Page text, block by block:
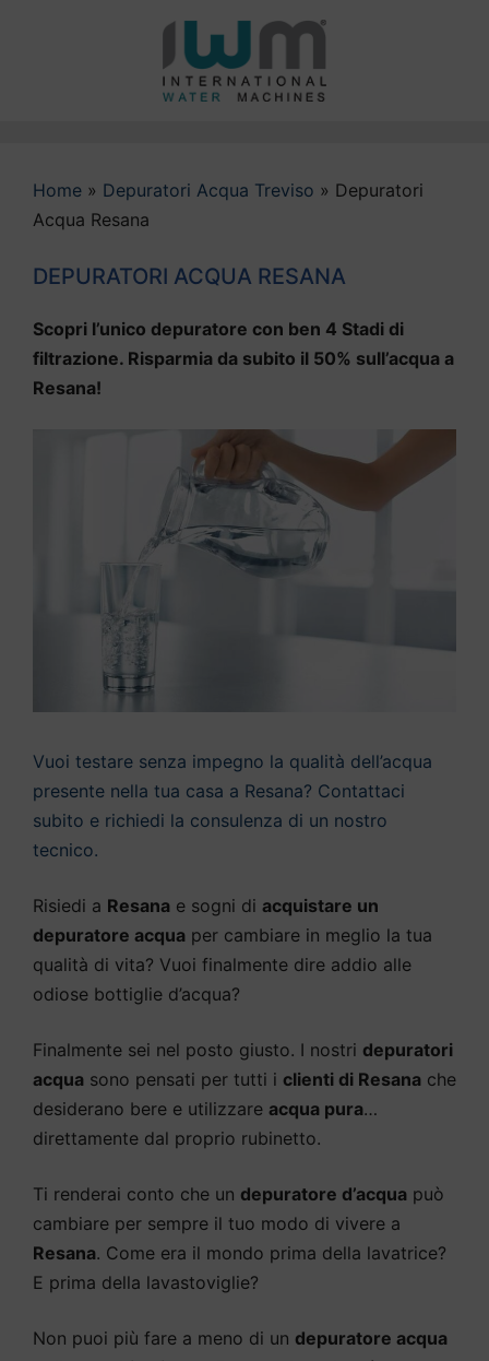
Home » Depuratori Acqua Treviso » Depuratori
Acqua Resana
DEPURATORI ACQUA RESANA
Scopri l’unico depuratore con ben 4 Stadi di
filtrazione. Risparmia da subito il 50% sull’acqua a
Resana!
Vuoi testare senza impegno la qualità dell’acqua
presente nella tua casa a Resana? Contattaci
subito e richiedi la consulenza di un nostro
tecnico.
Risiedi a Resana e sogni di acquistare un
depuratore acqua per cambiare in meglio la tua
qualità di vita? Vuoi finalmente dire addio alle
odiose bottiglie d’acqua?
Finalmente sei nel posto giusto. I nostri depuratori
acqua sono pensati per tutti i clienti di Resana che
desiderano bere e utilizzare acqua pura…
direttamente dal proprio rubinetto.
Ti renderai conto che un depuratore d’acqua può
cambiare per sempre il tuo modo di vivere a
Resana. Come era il mondo prima della lavatrice?
E prima della lavastoviglie?
Non puoi più fare a meno di un depuratore acqua